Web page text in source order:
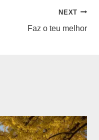
NEXT
Faz o teu melhor